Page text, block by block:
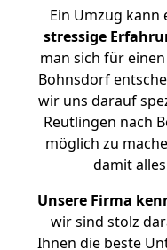
Ein Umzug kann
stressige
man sich für
Bohnsdorf
wir uns darauf
Reutlingen nach
möglich zu
damit
Unsere Firma
wir sind stolz
Ihnen die beste